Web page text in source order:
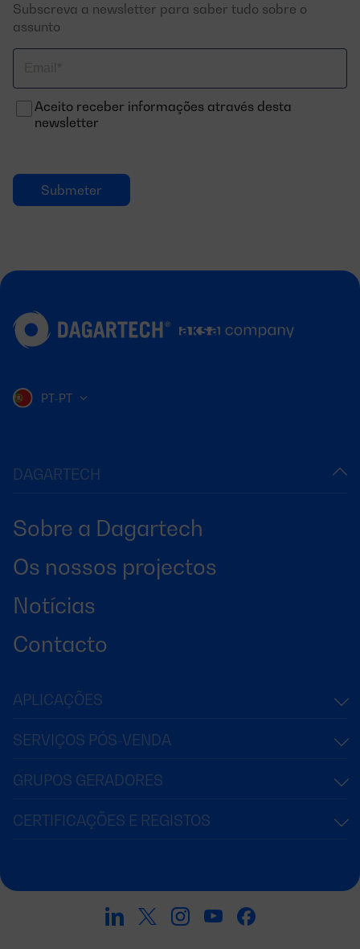
Subscreva a newsletter para saber tudo sobre o
assunto
electrónico
Aceito receber informações através desta
newsletter
DAGARTECH
Sobre a Dagartech
Os nossos projectos
Notícias
Contacto
PT-PT
APLICAÇÕES
SERVIÇOS PÓS-VENDA
GRUPOS GERADORES
CERTIFICAÇÕES E REGISTOS